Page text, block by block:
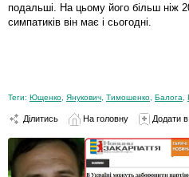
подальші. На цьому його більш ніж
симпатиків він має і сьогодні.
Теги: Ющенко Янукович Тимошенко Балога
Ділитись На головну Додати